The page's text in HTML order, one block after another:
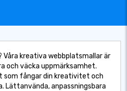
kreativa webbplatsmallar är
och väcka uppmärksamhet.
fångar din kreativitet och
Lättanvända, anpassningsbara